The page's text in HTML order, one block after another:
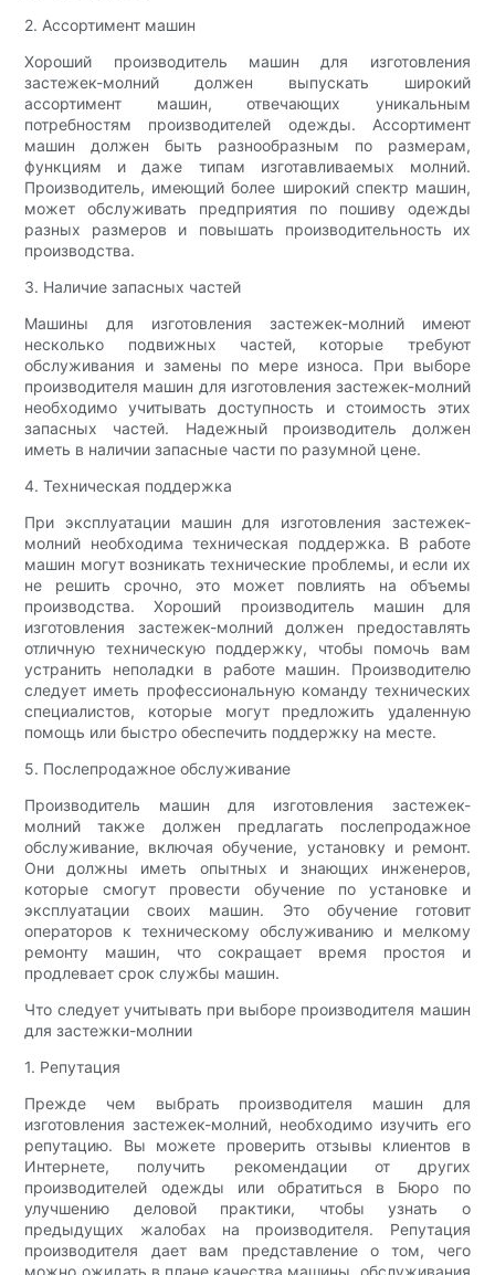
2. Ассортимент машин
Хороший производитель машин для изготовления
застежек-молний должен выпускать широкий
ассортимент машин, отвечающих уникальным
потребностям производителей одежды. Ассортимент
машин должен быть разнообразным по размерам,
функциям и даже типам изготавливаемых молний.
Производитель, имеющий более широкий спектр машин,
может обслуживать предприятия по пошиву одежды
разных размеров и повышать производительность их
производства.
3. Наличие запасных частей
Машины для изготовления застежек-молний имеют
несколько подвижных частей, которые требуют
обслуживания и замены по мере износа. При выборе
производителя машин для изготовления застежек-молний
необходимо учитывать доступность и стоимость этих
запасных частей. Надежный производитель должен
иметь в наличии запасные части по разумной цене.
4. Техническая поддержка
При эксплуатации машин для изготовления застежек-
молний необходима техническая поддержка. В работе
машин могут возникать технические проблемы, и если их
не решить срочно, это может повлиять на объемы
производства. Хороший производитель машин для
изготовления застежек-молний должен предоставлять
отличную техническую поддержку, чтобы помочь вам
устранить неполадки в работе машин. Производителю
следует иметь профессиональную команду технических
специалистов, которые могут предложить удаленную
помощь или быстро обеспечить поддержку на месте.
5. Послепродажное обслуживание
Производитель машин для изготовления застежек-
молний также должен предлагать послепродажное
обслуживание, включая обучение, установку и ремонт.
Они должны иметь опытных и знающих инженеров,
которые смогут провести обучение по установке и
эксплуатации своих машин. Это обучение готовит
операторов к техническому обслуживанию и мелкому
ремонту машин, что сокращает время простоя и
продлевает срок службы машин.
Что следует учитывать при выборе производителя машин
для застежки-молнии
1. Репутация
Прежде чем выбрать производителя машин для
изготовления застежек-молний, необходимо изучить его
репутацию. Вы можете проверить отзывы клиентов в
Интернете, получить рекомендации от других
производителей одежды или обратиться в Бюро по
улучшению деловой практики, чтобы узнать о
предыдущих жалобах на производителя. Репутация
производителя дает вам представление о том, чего